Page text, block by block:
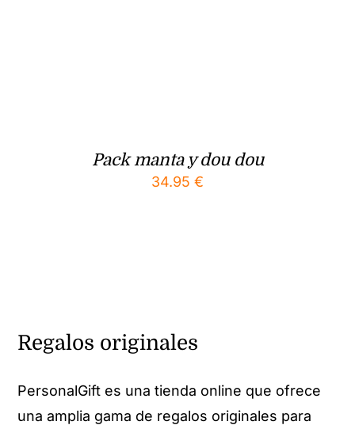
Pack manta y dou dou
34.95 €
Regalos originales
PersonalGift es una tienda online que ofrece
una amplia gama de regalos originales para